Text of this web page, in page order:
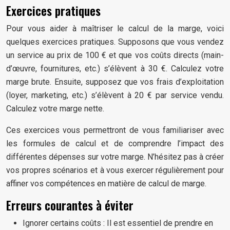
Exercices pratiques
Pour vous aider à maîtriser le calcul de la marge, voici
quelques exercices pratiques. Supposons que vous vendez
un service au prix de 100 € et que vos coûts directs (main-
d’œuvre, fournitures, etc.) s’élèvent à 30 €. Calculez votre
marge brute. Ensuite, supposez que vos frais d’exploitation
(loyer, marketing, etc.) s’élèvent à 20 € par service vendu.
Calculez votre marge nette.
Ces exercices vous permettront de vous familiariser avec
les formules de calcul et de comprendre l’impact des
différentes dépenses sur votre marge. N’hésitez pas à créer
vos propres scénarios et à vous exercer régulièrement pour
affiner vos compétences en matière de calcul de marge.
Erreurs courantes à éviter
Ignorer certains coûts : Il est essentiel de prendre en